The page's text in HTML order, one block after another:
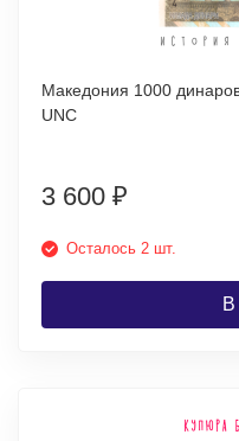
Македония 1000
UNC
3 600 ₽
Осталось 2 шт.
В